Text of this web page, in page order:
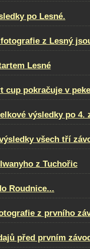
po Lesné.
z Lesný
Lesné
cup pokračuje v
výsledky po 4.
všech tří
z Tuchořic
Roudnice...
z prvního
před prvním